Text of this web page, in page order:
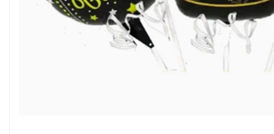
Maturi, Perii, Mopuri si Galeti
Perne Voiaj, Paturi si Textile